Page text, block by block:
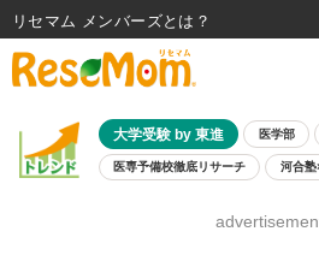
大学受験 by 東進 医学部
医専予備校徹底リサーチ 河合塾
8月開催学校説明会・相
リセマム メンバーズ